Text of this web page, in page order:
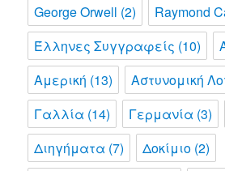
George Orwell (2) Raymond
Έλληνες Συγγραφείς (10)
Αμερική (13) Αστυνομική
Γαλλία (14) Γερμανία (3)
Διηγήματα (7) Δοκίμιο (2)